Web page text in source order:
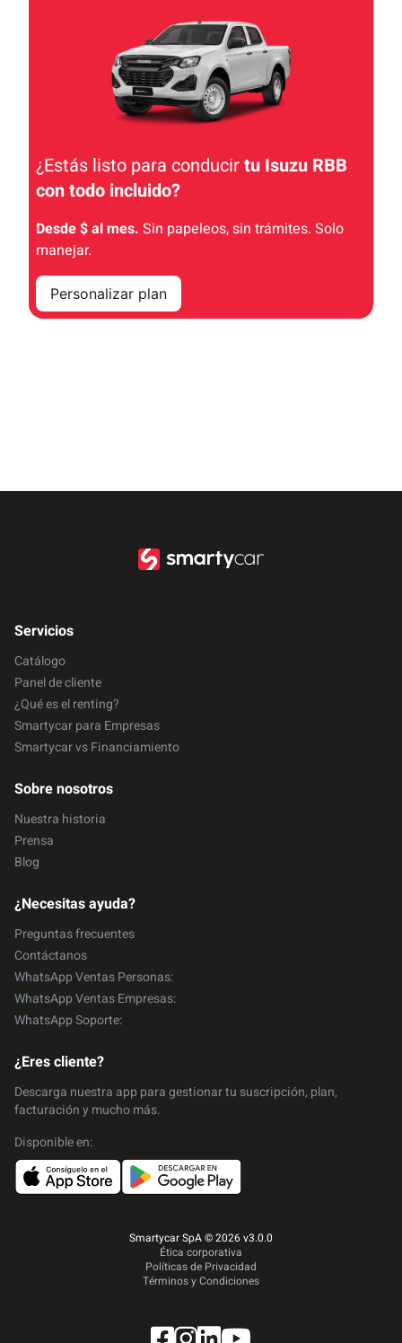
¿Estás listo para conducirtu Isuzu RBB
con todo incluido?
Desde $ al mes. Sin papeleos, sin trámites. Solo
manejar.
Personalizar plan
Servicios
Catálogo
Panel de cliente
¿Qué es el renting?
Smartycar para Empresas
Smartycar vs Financiamiento
Sobre nosotros
Nuestra historia
Prensa
Blog
¿Necesitas ayuda?
Preguntas frecuentes
Contáctanos
WhatsApp Ventas Personas:
WhatsApp Ventas Empresas:
WhatsApp Soporte:
¿Eres cliente?
Descarga nuestra app para gestionar tu suscripción, plan,
facturación y mucho más.
Disponible en:
Smartycar SpA © 2026 v3.0.0
Ética corporativa
Políticas de Privacidad
Términos y Condiciones